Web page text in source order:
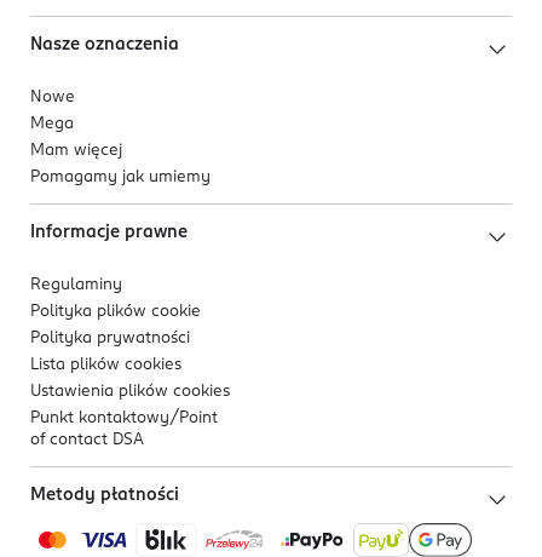
Nasze oznaczenia
Nowe
Mega
Mam więcej
Pomagamy jak umiemy
Informacje prawne
Regulaminy
Polityka plików cookie
Polityka prywatności
Lista plików cookies
Ustawienia plików cookies
Punkt kontaktowy/ Point
of contact DSA
Metody płatności